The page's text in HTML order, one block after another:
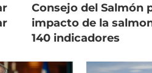
Consejo del Salmón
impacto de la
140 indicadores